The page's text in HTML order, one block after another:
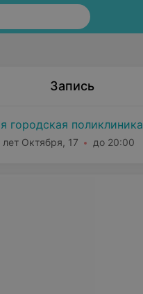
Запись
городская поликлиника
Октября, 17 до 20:00